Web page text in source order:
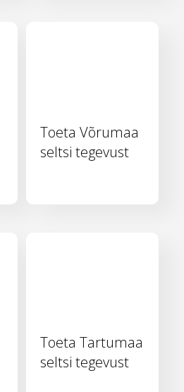
Toeta Võrumaa
seltsi tegevust
Toeta Tartumaa
seltsi tegevust